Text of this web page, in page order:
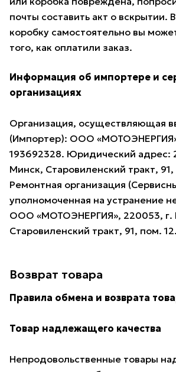
почты составить акт о вскрытии.
коробку самостоятельно вы
того, как оплатили заказ.
Информация об импортере и
организациях
Организация, осуществляющая
(Импортер): ООО
193692328. Юридический адрес:
Минск, Старовиленский тракт, 91,
Ремонтная организация
уполномоченная на устранение
ООО «МОТОЭНЕРГИЯ», 220053, г.
Старовиленский тракт, 91, пом. 12.
Возврат товара
Правила обмена и возврата
Товар надлежащего качества
Непродовольственные товары